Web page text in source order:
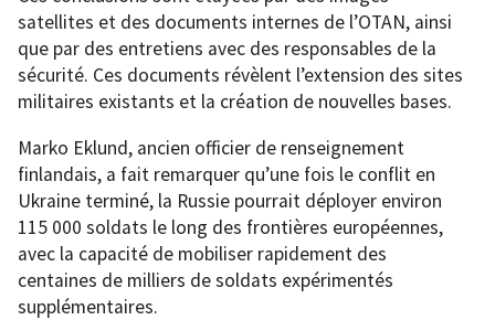
satellites et des documents internes de l’OTAN, ainsi
que par des entretiens avec des responsables de la
sécurité. Ces documents révèlent l’extension des sites
militaires existants et la création de nouvelles bases.
Marko Eklund, ancien officier de renseignement
finlandais, a fait remarquer qu’une fois le conflit en
Ukraine terminé, la Russie pourrait déployer environ
115 000 soldats le long des frontières européennes,
avec la capacité de mobiliser rapidement des
centaines de milliers de soldats expérimentés
supplémentaires.